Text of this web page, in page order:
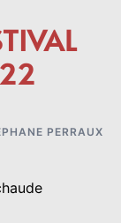
PERRAUX